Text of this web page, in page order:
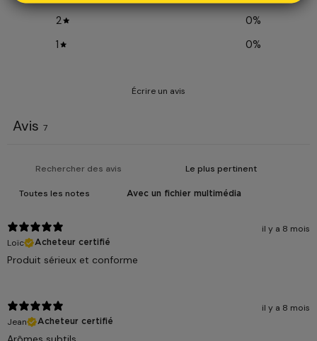
2
0%
1
0%
Écrire un avis
Avis 7
Avec un fichier multimédia
il y a 8 mois
Loïc
Acheteur certifié
Produit sérieux et conforme
il y a 8 mois
Jean
Acheteur certifié